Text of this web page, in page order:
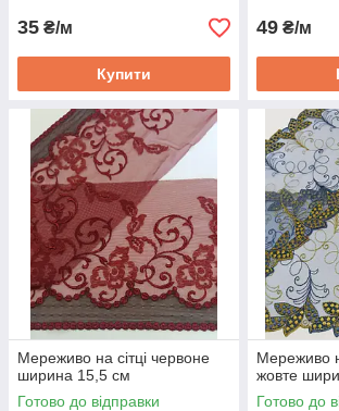
35 ₴/м
Купити
49 ₴/м
Мереживо на сітці червоне
ширина 15,5 см
Готово до відправки
Мереживо
жовте
Готово до